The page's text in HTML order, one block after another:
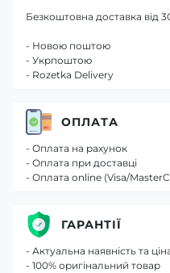
Безкоштовна доставка від
- Новою поштою
- Укрпоштою
- Rozetka Delivery
ОПЛАТА
- Оплата на рахунок
- Оплата при доставці
- Оплата online (Visa/
ГАРАНТІЇ
- Актуальна наявність та
- 100% оригінальний товар